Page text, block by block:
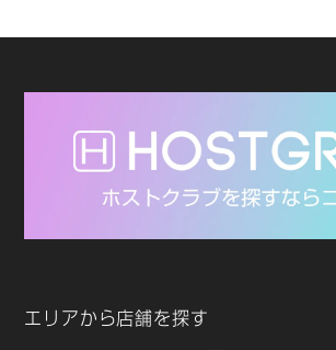
エリアから店舗を探す